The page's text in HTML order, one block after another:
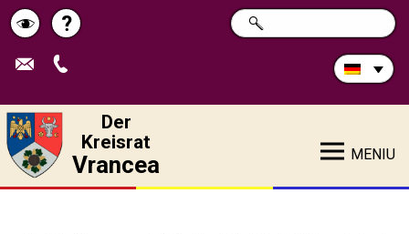
Schimbă
contrastul
Pagina
de
?
Durchsuchen
Sie
SUCHE
Der
Kreisrat
Vrancea MENIU